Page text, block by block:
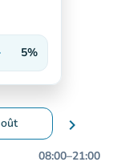
5%
changer de
chevron_right
08:00–21:00